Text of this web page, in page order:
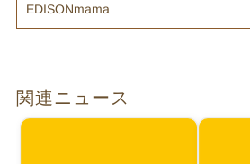
EDISONmama
関連ニュース